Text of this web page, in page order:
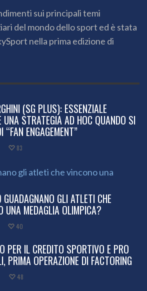
sui principali temi
del mondo dello sport ed è stata
nella prima edizione di
(SG PLUS): ESSENZIALE
UNA STRATEGIA AD HOC QUANDO SI
“FAN ENGAGEMENT”
83
GUADAGNANO GLI ATLETI CHE
UNA MEDAGLIA OLIMPICA?
40
PER IL CREDITO SPORTIVO E PRO
PRIMA OPERAZIONE DI FACTORING
48